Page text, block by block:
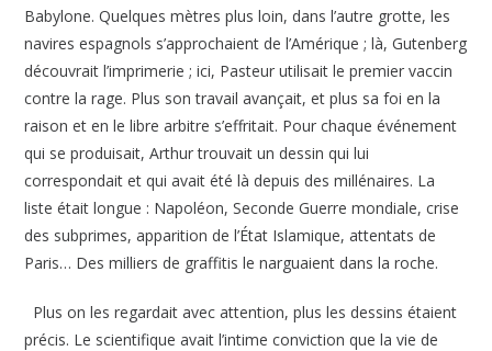
Babylone. Quelques mètres plus loin, dans l’autre grotte, les
navires espagnols s’approchaient de l’Amérique ; là, Gutenberg
découvrait l’imprimerie ; ici, Pasteur utilisait le premier vaccin
contre la rage. Plus son travail avançait, et plus sa foi en la
raison et en le libre arbitre s’effritait. Pour chaque événement
qui se produisait, Arthur trouvait un dessin qui lui
correspondait et qui avait été là depuis des millénaires. La
liste était longue : Napoléon, Seconde Guerre mondiale, crise
des subprimes, apparition de l’État Islamique, attentats de
Paris… Des milliers de graffitis le narguaient dans la roche.
Plus on les regardait avec attention, plus les dessins étaient
précis. Le scientifique avait l’intime conviction que la vie de